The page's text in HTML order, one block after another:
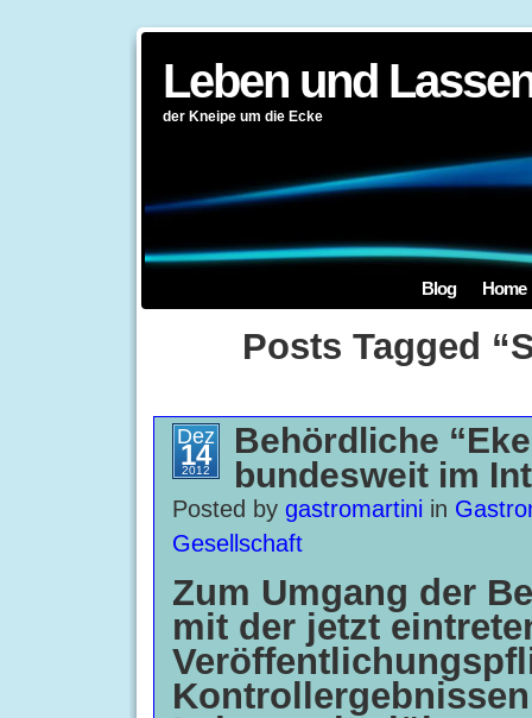
Leben und
der Kneipe um die Ecke
Blog Home
Posts Tagged
Dez
14
2012
Behördliche
bundesweit im
Posted by gastromartini in
Gesellschaft
Zum Umgang der
mit der jetzt